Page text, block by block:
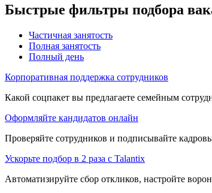
Быстрые фильтры подбора
Частичная занятость
Полная занятость
Полный день
Корпоративная поддержка сотрудников
Какой соцпакет вы предлагаете семейным
Оформляйте кандидатов онлайн
Проверяйте сотрудников и подписывайте
Ускорьте подбор в 2 раза с Talantix
Автоматизируйте сбор откликов, настройте